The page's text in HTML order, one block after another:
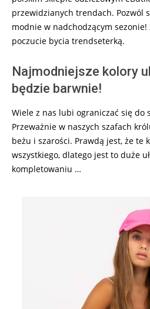
przewidzianych trendach. Pozwól
modnie w nadchodzącym sezonie!
poczucie bycia trendseterką.
Najmodniejsze kolory
będzie barwnie!
Wiele z nas lubi ograniczać się do
Przeważnie w naszych szafach
beżu i szarości. Prawdą jest, że te
wszystkiego, dlatego jest to duże
kompletowaniu …